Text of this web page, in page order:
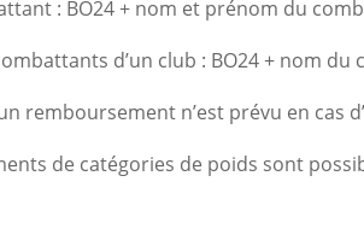
: BO24 + nom et prénom du
d’un club : BO24 + nom du
remboursement n’est prévu en cas
de catégories de poids sont